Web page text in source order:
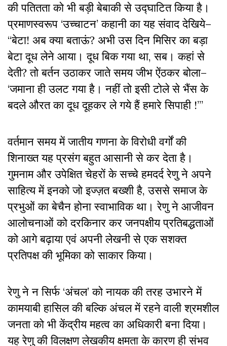
की पतितता को भी बड़ी बेबाकी से उद्घाटित किया है।
प्रमाणस्वरूप ‘उच्चाटन’ कहानी का यह संवाद देखिये–
“बेटा! अब क्या बताऊं? अभी उस दिन मिसिर का बड़ा
बेटा दूध लेने आया। दूध बिक गया था, सब। कहां से
देती? तो बर्तन उठाकर जाते समय जीभ ऐंठकर बोला–
‘जमाना ही उलट गया है। नहीं तो इसी टोले से भैंस के
बदले औरत का दूध दूहकर ले गये हैं हमारे सिपाही !’”
वर्तमान समय में जातीय गणना के विरोधी वर्गों की
शिनाख्त यह प्रसंग बहुत आसानी से कर देता है।
गुमनाम और उपेक्षित चेहरों के सच्चे हमदर्द रेणु ने अपने
साहित्य में इनको जो इज्ज़त बख्शी है, उससे समाज के
प्रभुओं का बेचैन होना स्वाभाविक था। रेणु ने आजीवन
आलोचनाओं को दरकिनार कर जनपक्षीय प्रतिबद्धताओं
को आगे बढ़ाया एवं अपनी लेखनी से एक सशक्त
प्रतिपक्ष की भूमिका को साकार किया।
रेणु ने न सिर्फ ‘अंचल’ को नायक की तरह उभारने में
कामयाबी हासिल की बल्कि अंचल में रहने वाली श्रमशील
जनता को भी केंद्रीय महत्व का अधिकारी बना दिया।
यह रेणु की विलक्षण लेखकीय क्षमता के कारण ही संभव